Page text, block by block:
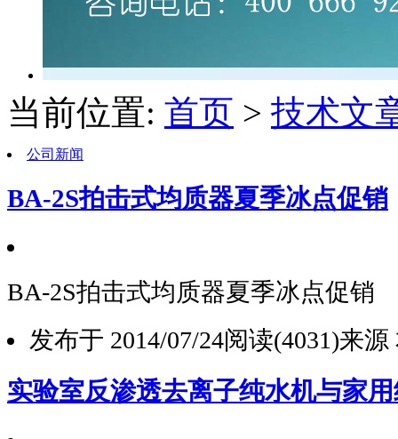
当前位置: 首页 > 技术文
公司新闻
BA-2S拍击式均质器夏季冰点促销
BA-2S拍击式均质器夏季冰点促销
发布于 2014/07/24阅读(4031)来源
实验室反渗透去离子纯水机与家